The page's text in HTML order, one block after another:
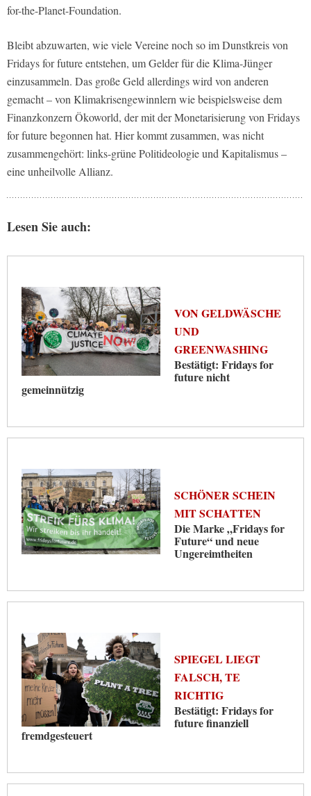
for-the-Planet-Foundation.
Bleibt abzuwarten, wie viele Vereine noch so im Dunstkreis von
Fridays for future entstehen, um Gelder für die Klima-Jünger
einzusammeln. Das große Geld allerdings wird von anderen
gemacht – von Klimakrisengewinnlern wie beispielsweise dem
Finanzkonzern Ökoworld, der mit der Monetarisierung von Fridays
for future begonnen hat. Hier kommt zusammen, was nicht
zusammengehört: links-grüne Politideologie und Kapitalismus –
eine unheilvolle Allianz.
Lesen Sie auch:
VON GELDWÄSCHE
UND
GREENWASHING
Bestätigt: Fridays for
future nicht
gemeinnützig
SCHÖNER SCHEIN
MIT SCHATTEN
Die Marke „Fridays for
Future“ und neue
Ungereimtheiten
SPIEGEL LIEGT
FALSCH, TE
RICHTIG
Bestätigt: Fridays for
future finanziell
fremdgesteuert